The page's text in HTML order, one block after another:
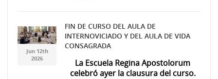
7ea3c5ae-f537-447f-
a49d-da71d69674d0.jpg
7ea3c5ae-f537-447f-
a49d-da71d69674d0.jpg
Jun 12th
2026
FIN DE CURSO DEL AULA DE
INTERNOVICIADO Y DEL AULA DE VIDA
CONSAGRADA
La Escuela Regina Apostolorum
celebró ayer la clausura del curso.